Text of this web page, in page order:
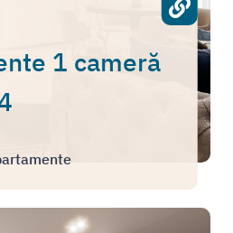
1 cameră